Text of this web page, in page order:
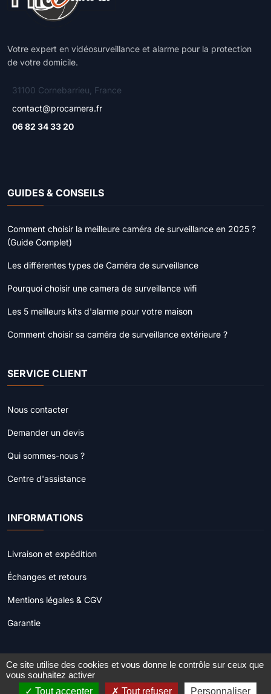
Votre expert en vidéosurveillance et alarme pour la protection
de votre domicile.
31100 Cornebarrieu, France
contact@procamera.fr
06 82 34 33 20
GUIDES & CONSEILS
Comment choisir la meilleure caméra de surveillance en 2025 ?
(Guide Complet)
Les différentes types de Caméra de surveillance
Pourquoi choisir une camera de surveillance wifi
Les 5 meilleurs kits d'alarme pour votre maison
Comment choisir sa caméra de surveillance extérieure ?
SERVICE CLIENT
Nous contacter
Demander un devis
Qui sommes-nous ?
Centre d'assistance
INFORMATIONS
Livraison et expédition
Échanges et retours
Mentions légales & CGV
Garantie
© 2022 - 2026
Site réalisé parWeb'Création
Ce site utilise des cookies et vous donne le contrôle sur ceux que
vous souhaitez activer
Tout accepter
Tout refuser Personnaliser